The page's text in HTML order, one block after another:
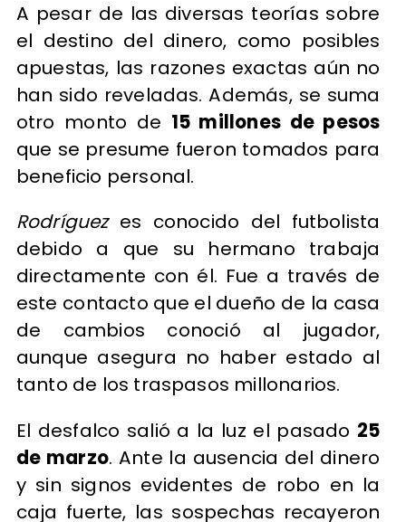
A pesar de las diversas teorías sobre
el destino del dinero, como posibles
apuestas, las razones exactas aún no
han sido reveladas. Además, se suma
otro monto de 15 millones de pesos
que se presume fueron tomados para
beneficio personal.
Rodríguezes conocido del futbolista
debido a que su hermano trabaja
directamente con él. Fue a través de
este contacto que el dueño de la casa
de cambios conoció al jugador,
aunque asegura no haber estado al
tanto de los traspasos millonarios.
El desfalco salió a la luz el pasado 25
de marzo. Ante la ausencia del dinero
y sin signos evidentes de robo en la
caja fuerte, las sospechas recayeron